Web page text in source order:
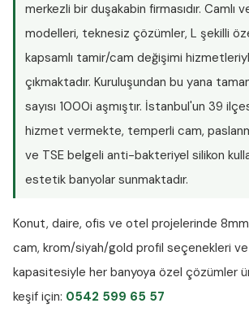
merkezli bir duşakabin firmasıdır. Camlı
modelleri, teknesiz çözümler, L şekilli
kapsamlı tamir/cam değişimi
çıkmaktadır. Kuruluşundan bu yana
sayısı 1000i aşmıştır. İstanbul'un 39
hizmet vermekte, temperli cam,
ve TSE belgeli anti-bakteriyel silikon
estetik banyolar sunmaktadır.
Konut, daire, ofis ve otel projelerinde
cam, krom/siyah/gold profil seçenekleri
kapasitesiyle her banyoya özel çözümler
keşif için: 0542 599 65 57